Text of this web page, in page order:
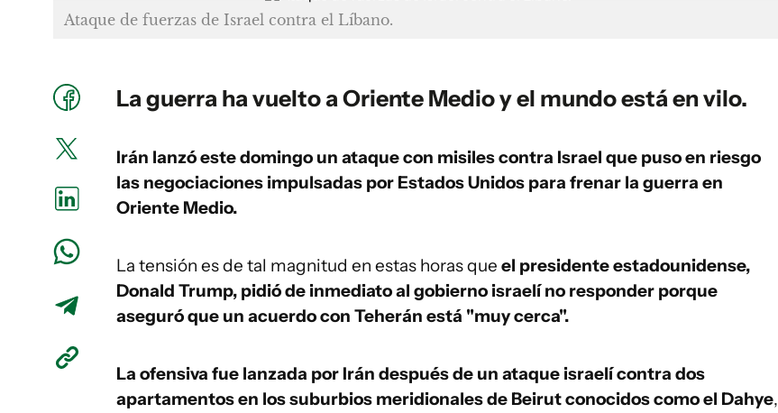
Ataque de fuerzas de Israel contra el Líbano.
La guerra ha vuelto a Oriente Medio y el mundo está en vilo.
Irán lanzó este domingo un ataque con misiles contra Israel que puso en riesgo
las negociaciones impulsadas por Estados Unidos para frenar la guerra en
Oriente Medio.
La tensión es de tal magnitud en estas horas que el presidente estadounidense,
Donald Trump, pidió de inmediato al gobierno israelí no responder porque
aseguró que un acuerdo con Teherán está "muy cerca".
La ofensiva fue lanzada por Irán después de un ataque israelí contra dos
apartamentos en los suburbios meridionales de Beirut conocidos como el Dahye,